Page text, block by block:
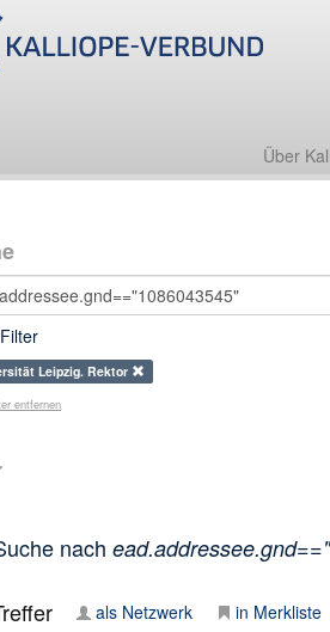
Über
Leipzig. Rektor
entfernen
nach
als Netzwerk in Merkliste